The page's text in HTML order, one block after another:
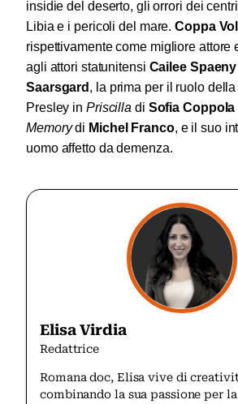
insidie del deserto, gli orrori dei
Libia e i pericoli del mare.Coppa
rispettivamente come migliore attore
agli attori statunitensi Cailee Spaeny
Saarsgard , la prima per il ruolo
Presley in Priscilla di Sofia Coppola
Memorydi Michel Franco, e il suo
uomo affetto da demenza.
Elisa Virdia
Redattrice
Romana doc, Elisa vive di
combinando la sua passione per